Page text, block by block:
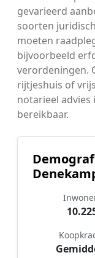
gevarieerd
soorten
moeten
bijvoorbeeld
verordeningen.
rijtjeshuis of
notarieel advies
bereikbaar.